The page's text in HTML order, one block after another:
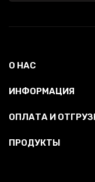
О НАС
ИНФОРМАЦИЯ
ОПЛАТА И
ПРОДУКТЫ